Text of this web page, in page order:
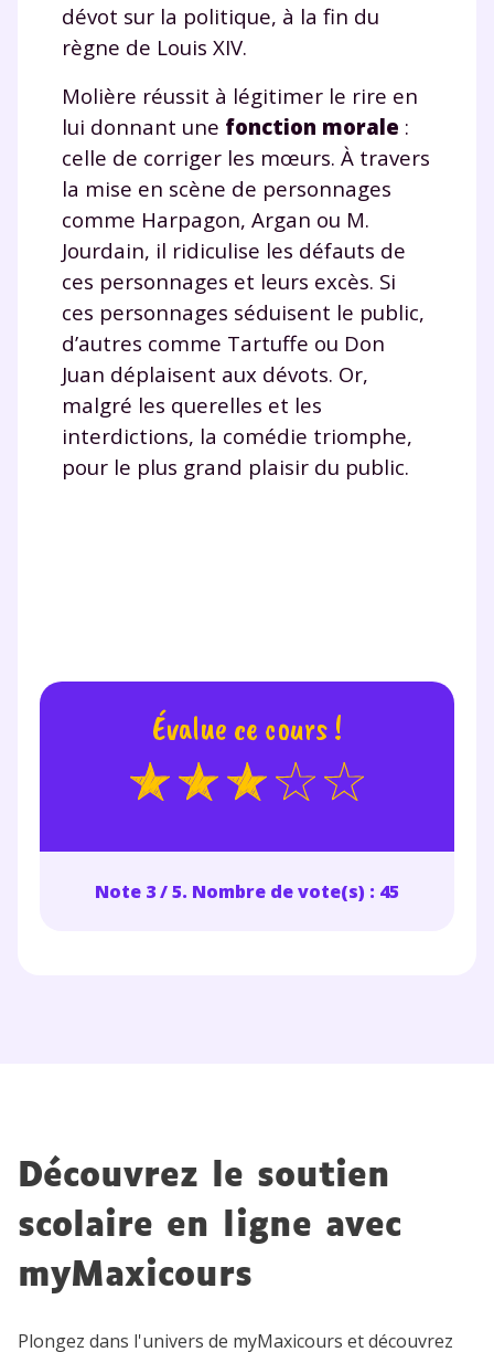
dévot sur la politique, à la fin du
règne de Louis XIV.
Molière réussit à légitimer le rire en
lui donnant une fonction morale :
celle de corriger les mœurs. À travers
la mise en scène de personnages
comme Harpagon, Argan ou M.
Jourdain, il ridiculise les défauts de
ces personnages et leurs excès. Si
ces personnages séduisent le public,
d’autres comme Tartuffe ou Don
Juan déplaisent aux dévots. Or,
malgré les querelles et les
interdictions, la comédie triomphe,
pour le plus grand plaisir du public.
Évalue ce cours !
Note 3 / 5. Nombre de vote(s) : 45
Découvrez le soutien
scolaire en ligne avec
myMaxicours
Plongez dans l'univers de myMaxicours et découvrez
Votre adresse e-mail sera exclusivement utilisée pour
vous envoyer notre newsletter. Vous pourrez vous
désinscrire à tout moment, à travers le lien de
en savoir plus sur la gestion de vos données
personnelles et pour exercer vos droits, vous pouvez
consulter notre charte